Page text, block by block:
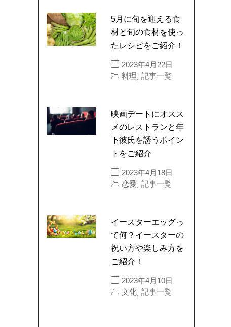
5月に旬を迎える食
材と旬の食材を使っ
たレシピをご紹介！
2023年4月22日
料理, 記事一覧
映画デートにオスス
メのレストランと年
下彼氏を誘うポイン
トをご紹介
2023年4月18日
恋愛, 記事一覧
イースターエッグっ
て何？イースターの
祝い方や楽しみ方を
ご紹介！
2023年4月10日
文化, 記事一覧